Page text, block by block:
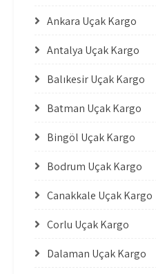
Ankara Uçak Kargo
Antalya Uçak Kargo
Balıkesir Uçak Kargo
Batman Uçak Kargo
Bingöl Uçak Kargo
Bodrum Uçak Kargo
Çanakkale Uçak Kargo
Çorlu Uçak Kargo
Dalaman Uçak Kargo